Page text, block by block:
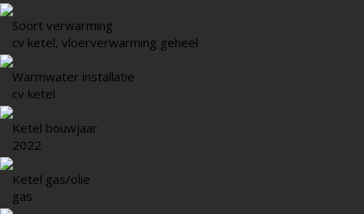
Soort verwarming
cv ketel, vloerverwarming geheel
Warmwater installatie
cv ketel
Ketel bouwjaar
2022
Ketel gas/olie
gas